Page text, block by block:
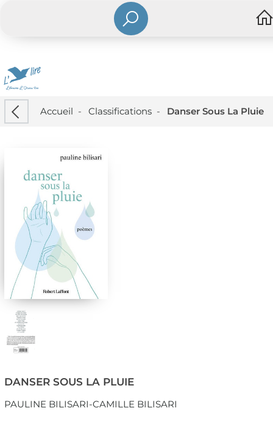
Accueil - Classifications- Danser Sous La Pluie
DANSER SOUS LA PLUIE
PAULINE BILISARI-CAMILLE BILISARI